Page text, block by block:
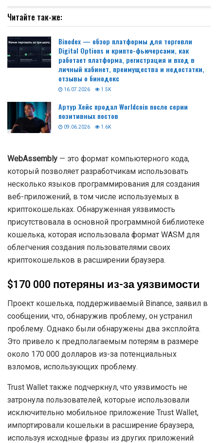
Читайте так-же:
Binodex — обзор платформы для торговли
Digital Options и крипто-фьючерсами, как
работает платформа, регистрация и вход в
личный кабинет, преимущества и недостатки,
отзывы о бинодекс
16.07.2026 1.5K
Артур Хейс продал Worldcoin после серии
позитивных постов
09.06.2026 1.6K
WebAssembly — это формат компьютерного кода,
который позволяет разработчикам использовать
несколько языков программирования для создания
веб-приложений, в том числе используемых в
криптокошельках. Обнаруженная уязвимость
присутствовала в основной программной библиотеке
кошелька, которая использовала формат WASM для
облегчения создания пользователями своих
криптокошельков в расширении браузера.
$170 000 потеряны из-за уязвимости
Проект кошелька, поддерживаемый Binance, заявил в
сообщении, что, обнаружив проблему, он устранил
проблему. Однако были обнаружены два эксплойта.
Это привело к предполагаемым потерям в размере
около 170 000 долларов из-за потенциальных
взломов, использующих проблему.
Trust Wallet также подчеркнул, что уязвимость не
затронула пользователей, которые использовали
исключительно мобильное приложение Trust Wallet,
импортировали кошельки в расширение браузера,
используя исходные фразы из других приложений